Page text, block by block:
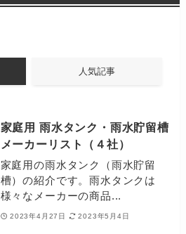
人気記事
家庭用 雨水タンク・雨水貯留槽
メーカーリスト（４社）
家庭用の雨水タンク（雨水貯留
槽）の紹介です。雨水タンクは
様々なメーカーの商品...
2023年4月27日 2023年5月4日